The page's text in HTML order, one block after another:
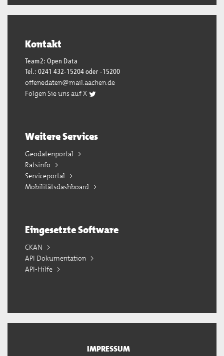
Kontakt
Team2: Open Data
Tel.: 0241 432-15204 oder -15200
offenedaten@mail.aachen.de
Folgen Sie uns auf X
Weitere Services
Geodatenportal
Ratsinfo
Serviceportal
Mobilitätsdashboard
Eingesetzte Software
CKAN
API Dokumentation
API-Hilfe
IMPRESSUM